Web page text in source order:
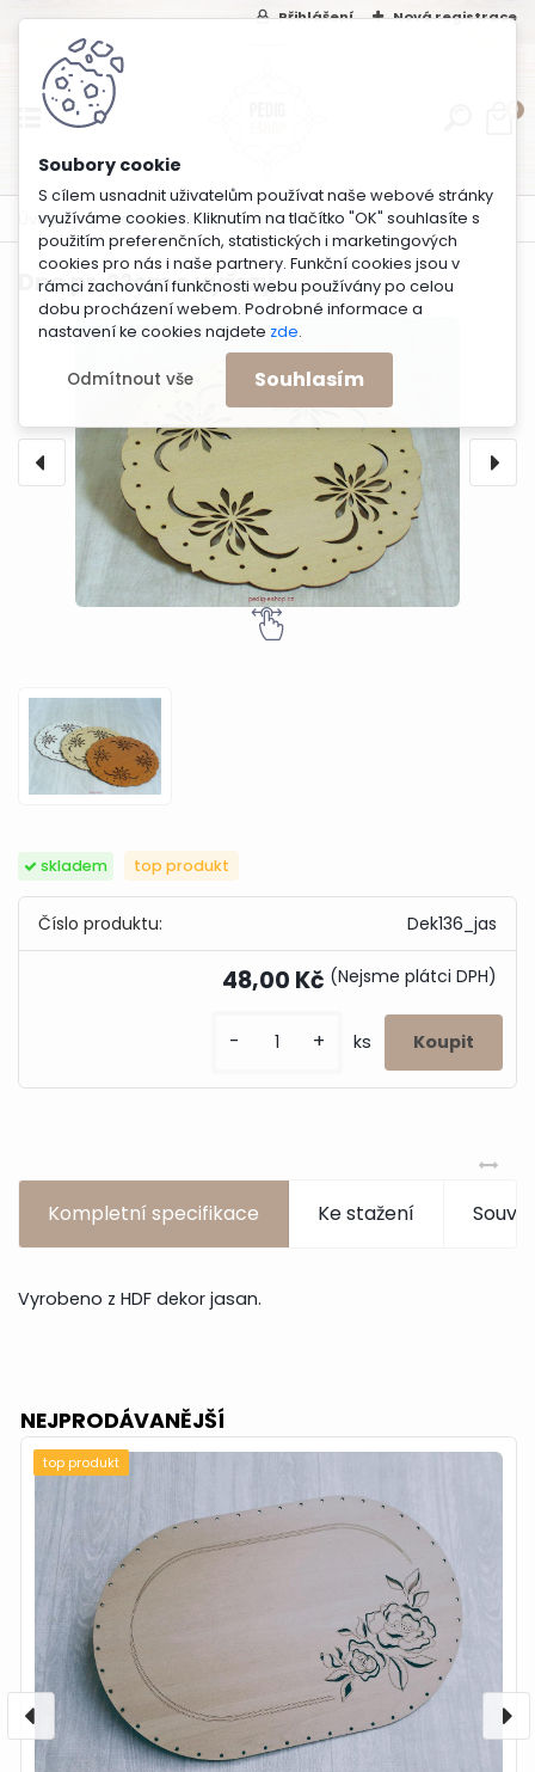
S cílem usnadnit uživatelům používat naše webové stránky
využíváme cookies. Kliknutím na tlačítko "OK" souhlasíte s
použitím preferenčních, statistických i marketingových
cookies pro nás i naše partnery. Funkční cookies jsou v
rámci zachování funkčnosti webu používány po celou
dobu procházení webem. Podrobné informace a
nastavení ke cookies najdete zde.
Odmítnout vše Souhlasím
Přihlášení Nová registrace
0
Úvod Dna na háčkování Dno pr. 22cm s výřezy
Dno pr. 22cm s výřezy
skladem top produkt
Číslo produktu: Dek136_jas
48,00 Kč (Nejsme plátci DPH)
- + ks
Kompletní specifikace Ke stažení
Vyrobeno z HDF dekor jasan.
NEJPRODÁVANĚJŠÍ
top produkt